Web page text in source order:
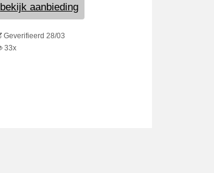
bekijk aanbieding
Geverifieerd 28/03
33x